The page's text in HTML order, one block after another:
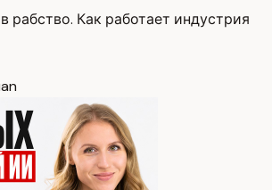
рабство. Как работает индустрия